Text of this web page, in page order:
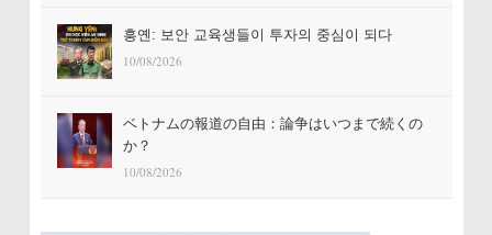
흥옌: 보안 교육생들이 투자의 중심이 되다
10/08/2026
ベトナムの報道の自由：論争はいつまで続くの
か？
10/08/2026